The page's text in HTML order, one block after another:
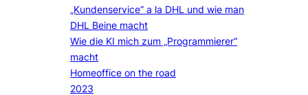
„Kundenservice“ a la DHL und wie man
DHL Beine macht
Wie die KI mich zum „Programmierer“
macht
Homeoffice on the road
2023